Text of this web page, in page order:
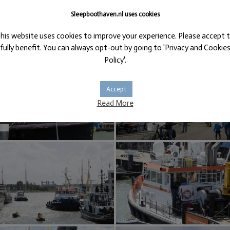
Sleepboothaven.nl uses cookies
website uses cookies to improve your experience. Please accept
fully benefit. You can always opt-out by going to 'Privacy and Cookies
Policy'.
Accept
Read More